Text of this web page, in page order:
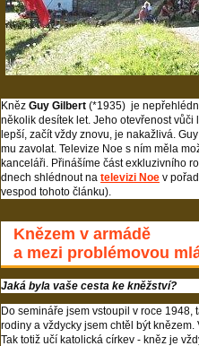
Kněz Guy Gilbert (*1935) je
několik desítek let. Jeho otevřenost
lepší, začít vždy znovu, je nakažlivá.
mu zavolat. Televize Noe s ním měla
kanceláři. Přinášíme část exkluzivního
dnech shlédnout na televizi Noe v
vespod tohoto článku).
Knězem v armádě
a mezi problémovou
Jaká byla vaše cesta ke kněžství?
Do semináře jsem vstoupil v roce
rodiny a vždycky jsem chtěl být
Tak totiž učí katolická církev - kněz je